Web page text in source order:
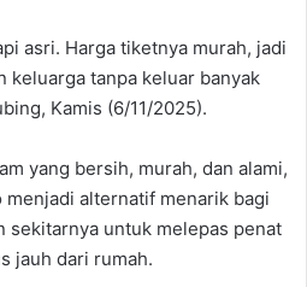
asri. Harga tiketnya murah, jadi
keluarga tanpa keluar banyak
Kamis (6/11/2025).
yang bersih, murah, dan alami,
menjadi alternatif menarik bagi
sekitarnya untuk melepas penat
jauh dari rumah.